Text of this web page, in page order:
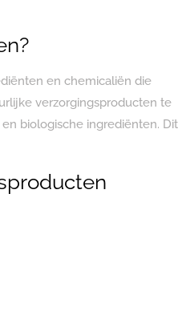
en chemicaliën die
verzorgingsproducten te
biologische ingrediënten.